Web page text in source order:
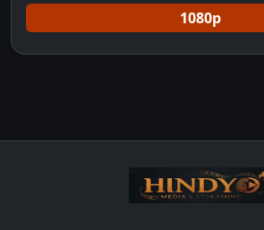
1080p